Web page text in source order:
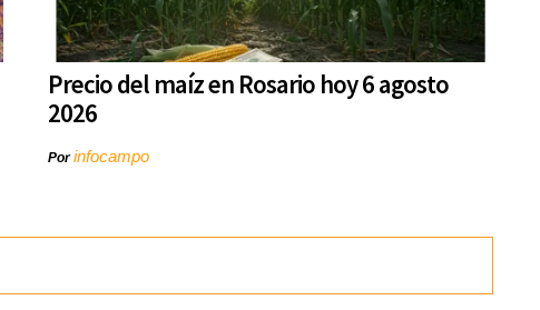
Precio del maíz en Rosario hoy 6 agosto
2026
Porinfocampo